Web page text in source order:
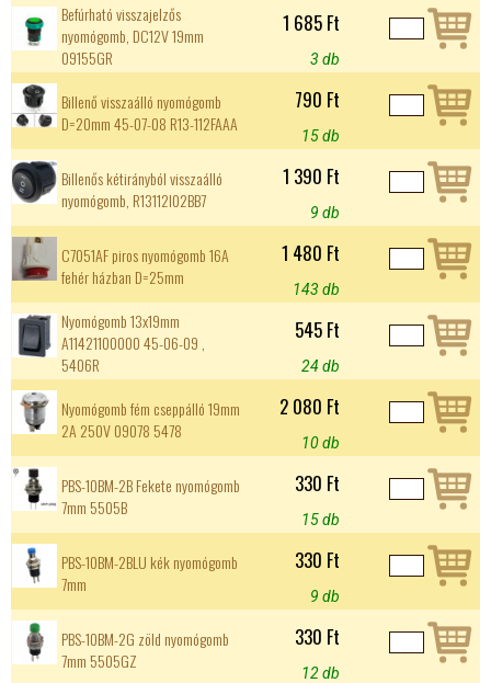
Befúrható visszajelzős
nyomógomb, DC12V 19mm
09155GR
1 685 Ft
3 db
Billenő visszaálló nyomógomb
D=20mm 45-07-08 R13-112FAAA
790 Ft
15 db
Billenős kétirányból visszaálló
nyomógomb, R13112I02BB7
1 390 Ft
9 db
C7051AF piros nyomógomb 16A
fehér házban D=25mm
1 480 Ft
143 db
Nyomógomb 13x19mm
A11421100000 45-06-09 ,
5406R
545 Ft
24 db
Nyomógomb fém cseppálló 19mm
2A 250V 09078 5478
2 080 Ft
10 db
PBS-10BM-2B Fekete nyomógomb
7mm 5505B
330 Ft
15 db
PBS-10BM-2BLU kék nyomógomb
7mm
330 Ft
9 db
PBS-10BM-2G zöld nyomógomb
7mm 5505GZ
330 Ft
12 db